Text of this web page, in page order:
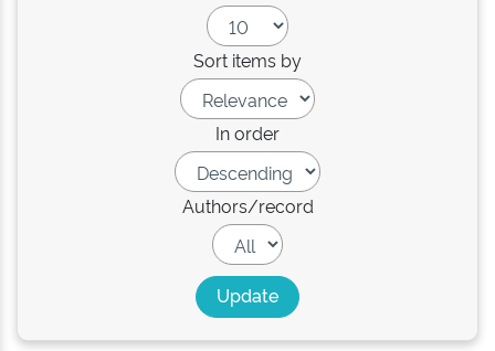
Sort items by
In order
Authors/record